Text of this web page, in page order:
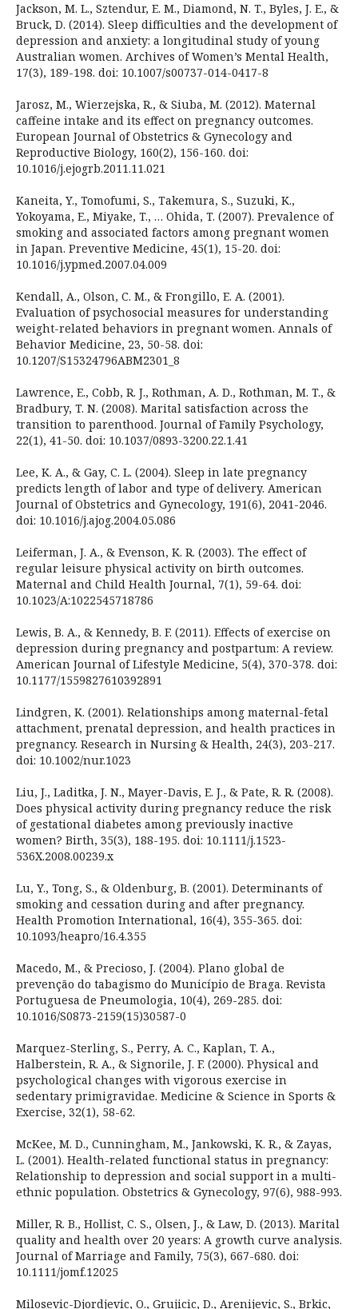
Jackson, M. L., Sztendur, E. M., Diamond, N. T., Byles, J. E., &
Bruck, D. (2014). Sleep difficulties and the development of
depression and anxiety: a longitudinal study of young
Australian women. Archives of Women’s Mental Health,
17(3), 189-198. doi: 10.1007/s00737-014-0417-8
Jarosz, M., Wierzejska, R., & Siuba, M. (2012). Maternal
caffeine intake and its effect on pregnancy outcomes.
European Journal of Obstetrics & Gynecology and
Reproductive Biology, 160(2), 156-160. doi:
10.1016/j.ejogrb.2011.11.021
Kaneita, Y., Tomofumi, S., Takemura, S., Suzuki, K.,
Yokoyama, E., Miyake, T., … Ohida, T. (2007). Prevalence of
smoking and associated factors among pregnant women
in Japan. Preventive Medicine, 45(1), 15-20. doi:
10.1016/j.ypmed.2007.04.009
Kendall, A., Olson, C. M., & Frongillo, E. A. (2001).
Evaluation of psychosocial measures for understanding
weight-related behaviors in pregnant women. Annals of
Behavior Medicine, 23, 50-58. doi:
10.1207/S15324796ABM2301_8
Lawrence, E., Cobb, R. J., Rothman, A. D., Rothman, M. T., &
Bradbury, T. N. (2008). Marital satisfaction across the
transition to parenthood. Journal of Family Psychology,
22(1), 41-50. doi: 10.1037/0893-3200.22.1.41
Lee, K. A., & Gay, C. L. (2004). Sleep in late pregnancy
predicts length of labor and type of delivery. American
Journal of Obstetrics and Gynecology, 191(6), 2041-2046.
doi: 10.1016/j.ajog.2004.05.086
Leiferman, J. A., & Evenson, K. R. (2003). The effect of
regular leisure physical activity on birth outcomes.
Maternal and Child Health Journal, 7(1), 59-64. doi:
10.1023/A:1022545718786
Lewis, B. A., & Kennedy, B. F. (2011). Effects of exercise on
depression during pregnancy and postpartum: A review.
American Journal of Lifestyle Medicine, 5(4), 370-378. doi:
10.1177/1559827610392891
Lindgren, K. (2001). Relationships among maternal-fetal
attachment, prenatal depression, and health practices in
pregnancy. Research in Nursing & Health, 24(3), 203-217.
doi: 10.1002/nur.1023
Liu, J., Laditka, J. N., Mayer-Davis, E. J., & Pate, R. R. (2008).
Does physical activity during pregnancy reduce the risk
of gestational diabetes among previously inactive
women? Birth, 35(3), 188-195. doi: 10.1111/j.1523-
536X.2008.00239.x
Lu, Y., Tong, S., & Oldenburg, B. (2001). Determinants of
smoking and cessation during and after pregnancy.
Health Promotion International, 16(4), 355-365. doi:
10.1093/heapro/16.4.355
Macedo, M., & Precioso, J. (2004). Plano global de
prevenção do tabagismo do Município de Braga. Revista
Portuguesa de Pneumologia, 10(4), 269-285. doi:
10.1016/S0873-2159(15)30587-0
Marquez-Sterling, S., Perry, A. C., Kaplan, T. A.,
Halberstein, R. A., & Signorile, J. F. (2000). Physical and
psychological changes with vigorous exercise in
sedentary primigravidae. Medicine & Science in Sports &
Exercise, 32(1), 58-62.
McKee, M. D., Cunningham, M., Jankowski, K. R., & Zayas,
L. (2001). Health-related functional status in pregnancy:
Relationship to depression and social support in a multi-
ethnic population. Obstetrics & Gynecology, 97(6), 988-993.
Miller, R. B., Hollist, C. S., Olsen, J., & Law, D. (2013). Marital
quality and health over 20 years: A growth curve analysis.
Journal of Marriage and Family, 75(3), 667-680. doi:
10.1111/jomf.12025
Milosevic-Djordjevic, O., Grujicic, D., Arenijevic, S., Brkic,